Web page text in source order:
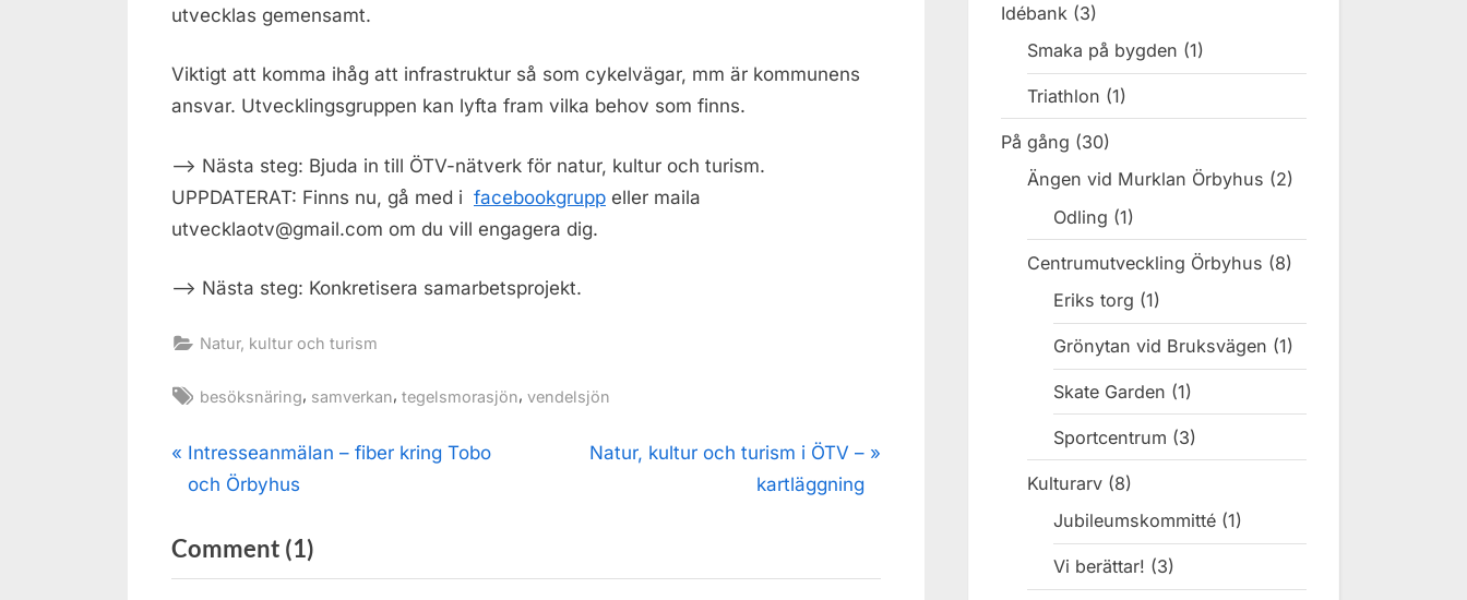
utvecklas gemensamt.
Viktigt att komma ihåg att infrastruktur så som cykelvägar, mm är kommunens
ansvar. Utvecklingsgruppen kan lyfta fram vilka behov som finns.
–> Nästa steg: Bjuda in till ÖTV-nätverk för natur, kultur och turism.
UPPDATERAT: Finns nu, gå med i facebookgrupp eller maila
utvecklaotv@gmail.com om du vill engagera dig.
–> Nästa steg: Konkretisera samarbetsprojekt.
Natur, kultur och turism
Tags:
besöksnäring, samverkan, tegelsmorasjön, vendelsjön
Inläggsnavigering
P
r
v
i
Intresseanmälan – fiber kring Tobo
och Örbyhus
N
P
Natur, kultur och turism i ÖTV –
kartläggning
Comment (1)
“Sammanfattning
Idébank (3)
Smaka på bygden (1)
Triathlon (1)
På gång (30)
Ängen vid Murklan Örbyhus (2)
Odling (1)
Centrumutveckling Örbyhus (8)
Eriks torg (1)
Grönytan vid Bruksvägen (1)
Skate Garden (1)
Sportcentrum (3)
Kulturarv (8)
Jubileumskommitté (1)
Vi berättar! (3)